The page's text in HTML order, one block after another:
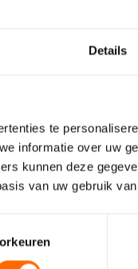
Details
te
informatie over uw
kunnen deze
van uw gebruik